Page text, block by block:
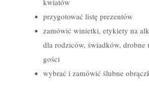
przygotować listę prezentów
zamówić winietki, etykiety na
dla rodziców, świadków, drobne
gości
wybrać i zamówić ślubne